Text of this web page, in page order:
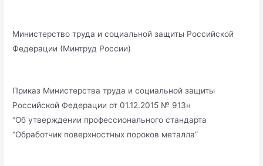
Министерство труда и социальной защиты Российской
Федерации (Минтруд России)
Приказ Министерства труда и социальной защиты
Российской Федерации от 01.12.2015 № 913н
“Об утверждении профессионального стандарта
“Обработчик поверхностных пороков металла”